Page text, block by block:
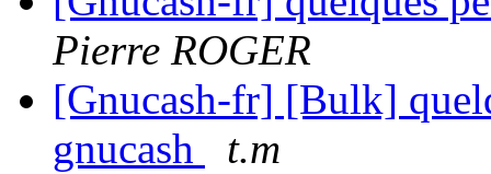
Pierre ROGER
[Gnucash-fr] [Bulk]
gnucash
t.m